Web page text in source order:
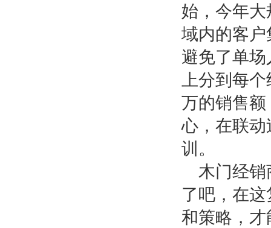
始，今年
域内的客
避免了单
上分到每
万的销售
心，在联
训。
木门经销
了吧，在
和策略，